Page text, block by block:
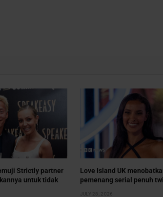
Strictly partner
untuk tidak
Love Island UK
pemenang serial penuh
JULY 28, 2026